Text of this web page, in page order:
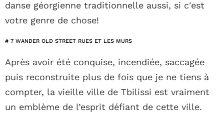
danse géorgienne traditionnelle aussi, si c'est
votre genre de chose!
# 7 WANDER OLD STREET RUES ET LES MURS
Après avoir été conquise, incendiée, saccagée
puis reconstruite plus de fois que je ne tiens à
compter, la vieille ville de Tbilissi est vraiment
un emblème de l’esprit défiant de cette ville.